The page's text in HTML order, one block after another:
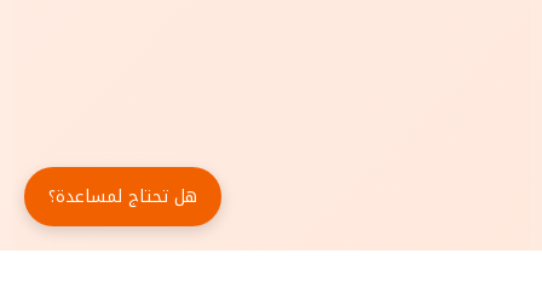
هل تحتاج لمساعدة؟